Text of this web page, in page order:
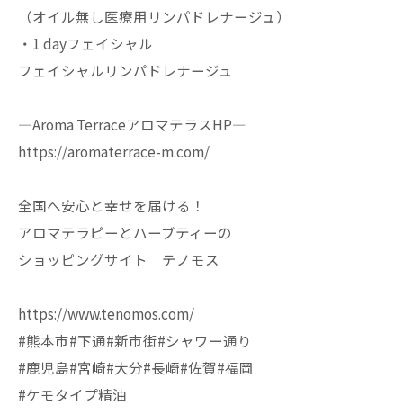
（オイル無し医療用リンパドレナージュ）
・1 dayフェイシャル
フェイシャルリンパドレナージュ
—Aroma TerraceアロマテラスHP—
https://aromaterrace-m.com/
全国へ安心と幸せを届ける！
アロマテラピーとハーブティーの
ショッピングサイト テノモス
https://www.tenomos.com/
#熊本市#下通#新市街#シャワー通り
#鹿児島#宮崎#大分#長崎#佐賀#福岡
#ケモタイプ精油